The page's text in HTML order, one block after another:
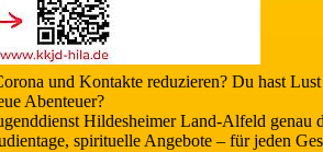
und Kontakte reduzieren? Du hast
Abenteuer?
Hildesheimer Land-Alfeld
spirituelle Angebote – für jeden